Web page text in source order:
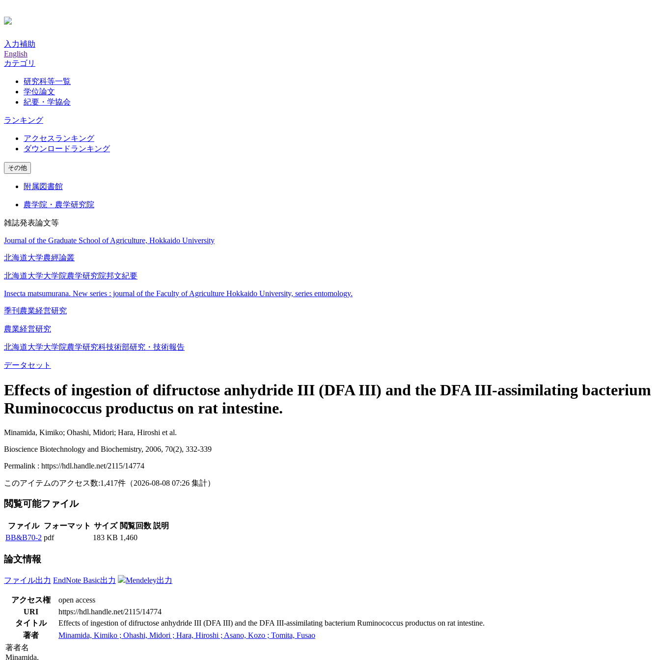
入力補助
English
カテゴリ
研究科等一覧
学位論文
紀要・学協会
ランキング
アクセスランキング
ダウンロードランキング
その他
附属図書館
農学院・農学研究院
雑誌発表論文等
Journal of the Graduate School of Agriculture, Hokkaido University
北海道大学農經論叢
北海道大学大学院農学研究院邦文紀要
Insecta matsumurana. New series : journal of the Faculty of Agriculture Hokkaido University, series entomology.
季刊農業経営研究
農業経営研究
北海道大学大学院農学研究科技術部研究・技術報告
データセット
Effects of ingestion of difructose anhydride III (DFA III) and the DFA III-assimilating bacterium
Ruminococcus productus on rat intestine.
Minamida, Kimiko; Ohashi, Midori; Hara, Hiroshi et al.
Bioscience Biotechnology and Biochemistry, 2006, 70(2), 332-339
Permalink : https://hdl.handle.net/2115/14774
このアイテムのアクセス数:1,417件 （2026-08-08 07:26 集計）
閲覧可能ファイル
ファイル フォーマット サイズ 閲覧回数 説明
BB&B70-2 pdf 183 KB 1,460
論文情報
ファイル出力 EndNote Basic出力 Mendeley出力
アクセス権
open access
URI
https://hdl.handle.net/2115/14774
タイトル
Effects of ingestion of difructose anhydride III (DFA III) and the DFA III-assimilating bacterium Ruminococcus productus on rat intestine.
著者
Minamida, Kimiko ; Ohashi, Midori ; Hara, Hiroshi ; Asano, Kozo ; Tomita, Fusao
著者名
Minamida,